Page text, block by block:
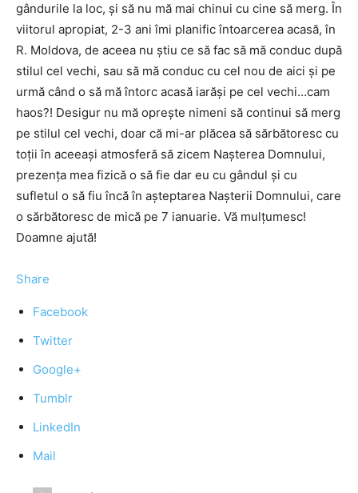
gândurile la loc, și să nu mă mai chinui cu cine să merg. În
viitorul apropiat, 2-3 ani îmi planific întoarcerea acasă, în
R. Moldova, de aceea nu știu ce să fac să mă conduc după
stilul cel vechi, sau să mă conduc cu cel nou de aici și pe
urmă când o să mă întorc acasă iarăși pe cel vechi…cam
haos?! Desigur nu mă oprește nimeni să continui să merg
pe stilul cel vechi, doar că mi-ar plăcea să sărbătoresc cu
toții în aceeași atmosferă să zicem Nașterea Domnului,
prezența mea fizică o să fie dar eu cu gândul și cu
sufletul o să fiu încă în așteptarea Nașterii Domnului, care
o sărbătoresc de mică pe 7 ianuarie. Vă mulțumesc!
Doamne ajută!
Share
Facebook
Twitter
Google+
Tumblr
LinkedIn
Mail